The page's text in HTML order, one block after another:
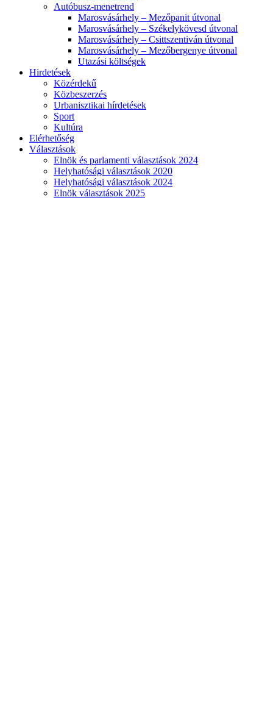
Autóbusz-menetrend
Marosvásárhely – Mezőpanit útvonal
Marosvásárhely – Székelykövesd útvonal
Marosvásárhely – Csittszentiván útvonal
Marosvásárhely – Mezőbergenye útvonal
Utazási költségek
Hirdetések
Közérdekű
Közbeszerzés
Urbanisztikai hírdetések
Sport
Kultúra
Elérhetőség
Választások
Elnök és parlamenti választások 2024
Helyhatósági választások 2020
Helyhatósági választások 2024
Elnök választások 2025